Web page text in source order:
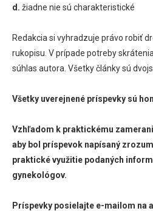
d. žiadne nie sú charakteristické
Redakcia si vyhradzuje právo robiť
rukopisu. V prípade potreby
súhlas autora. Všetky články sú
Všetky uverejnené príspevky sú
Vzhľadom k praktickému
aby bol príspevok napísaný
praktické využitie podaných
gynekológov.
Príspevky posielajte e-mailom na